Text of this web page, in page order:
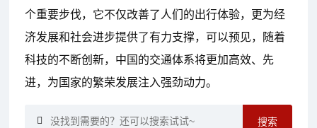
个重要步伐，它不仅改善了人们的出行体验，更为经
济发展和社会进步提供了有力支撑，可以预见，随着
科技的不断创新，中国的交通体系将更加高效、先
进，为国家的繁荣发展注入强劲动力。
搜索